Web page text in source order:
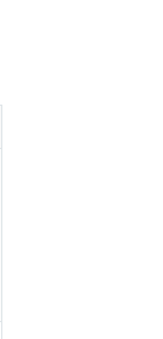
– Καφέ Ψηλόμεσο